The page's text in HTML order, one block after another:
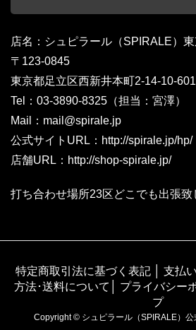
店名：シュピラール（SPIRALE）
〒123-0845
東京都足立区西新井本町2-14-10-601
Tel：03-3890-8325（担当：宮澤）
Mail：mail@spirale.jp
公式サイトURL： http://spirale.jp/hp/
店舗URL： http://shop-spirale.jp/
打ち合わせ場所23区どこでも出張致
特定商取引法に基づく表記 支払
方法･送料について
プライバシー
プ
Copyright © シュピラール（SPIRALE）公